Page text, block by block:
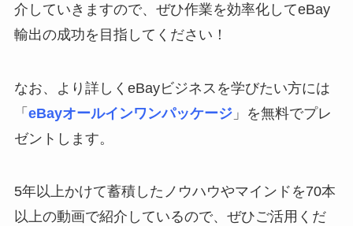
介していきますので、ぜひ作業を効率化してeBay
輸出の成功を目指してください！
なお、より詳しくeBayビジネスを学びたい方には
「 eBayオールインワンパッケージ」を無料でプレ
ゼントします。
5年以上かけて蓄積したノウハウやマインドを70本
以上の動画で紹介しているので、ぜひご活用くだ